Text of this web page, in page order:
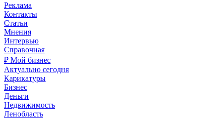
Реклама
Контакты
Статьи
Мнения
Интервью
Справочная
₽ Мой бизнес
Актуально сегодня
Карикатуры
Бизнес
Деньги
Недвижимость
Ленобласть